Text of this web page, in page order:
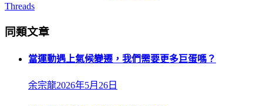
Threads
同類文章
當運動遇上氣候變遷，我們需要更多巨蛋嗎？
余宗龍2026年5月26日